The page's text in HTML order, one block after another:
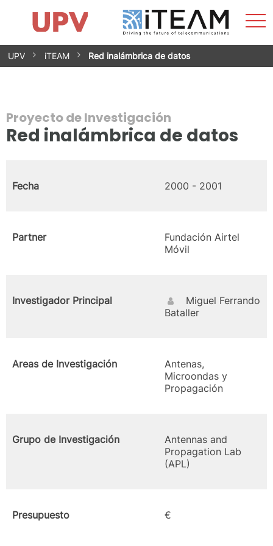
Saltar
Impacto
Grupos de investigación
Instalaciones
Spin-offs
Contacto
Prácticas
Noticias
Unidad de Igualdad
UPV iTEAM Red inalámbrica de datos
Proyecto de Investigación
Red inalámbrica de datos
Fecha 2000 - 2001
Partner
Fundación Airtel
Móvil
Investigador Principal
Miguel Ferrando
Bataller
Areas de Investigación
Antenas,
Microondas y
Propagación
Grupo de Investigación
Antennas and
Propagation Lab
(APL)
Presupuesto €